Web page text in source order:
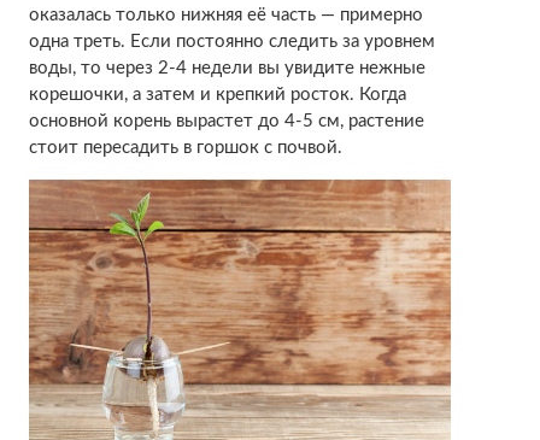
оказалась только нижняя её часть — примерно
одна треть. Если постоянно следить за уровнем
воды, то через 2-4 недели вы увидите нежные
корешочки, а затем и крепкий росток. Когда
основной корень вырастет до 4-5 см, растение
стоит пересадить в горшок с почвой.